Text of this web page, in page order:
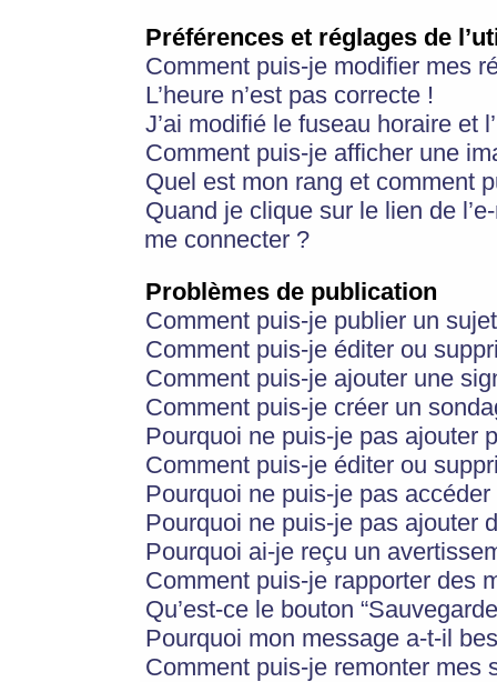
Préférences et réglages de
Comment puis-je modifier mes
L’heure n’est pas correcte !
J’ai modifié le fuseau horaire et
Comment puis-je afficher une
Quel est mon rang et comment
Quand je clique sur le lien de
me connecter ?
Problèmes de publication
Comment puis-je publier un
Comment puis-je éditer ou
Comment puis-je ajouter une
Comment puis-je créer un
Pourquoi ne puis-je pas ajouter
Comment puis-je éditer ou
Pourquoi ne puis-je pas
Pourquoi ne puis-je pas ajouter
Pourquoi ai-je reçu un
Comment puis-je rapporter des
Qu’est-ce le bouton
Pourquoi mon message a-t-il
Comment puis-je remonter mes